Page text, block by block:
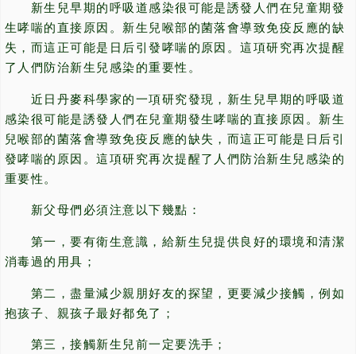
新生兒早期的呼吸道感染很可能是誘發人們在兒童期發
生哮喘的直接原因。新生兒喉部的菌落會導致免疫反應的缺
失，而這正可能是日后引發哮喘的原因。這項研究再次提醒
了人們防治新生兒感染的重要性。
近日丹麥科學家的一項研究發現，新生兒早期的呼吸道
感染很可能是誘發人們在兒童期發生哮喘的直接原因。新生
兒喉部的菌落會導致免疫反應的缺失，而這正可能是日后引
發哮喘的原因。這項研究再次提醒了人們防治新生兒感染的
重要性。
新父母們必須注意以下幾點：
第一，要有衛生意識，給新生兒提供良好的環境和清潔
消毒過的用具；
第二，盡量減少親朋好友的探望，更要減少接觸，例如
抱孩子、親孩子最好都免了；
第三，接觸新生兒前一定要洗手；